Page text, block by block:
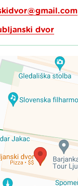
dvor